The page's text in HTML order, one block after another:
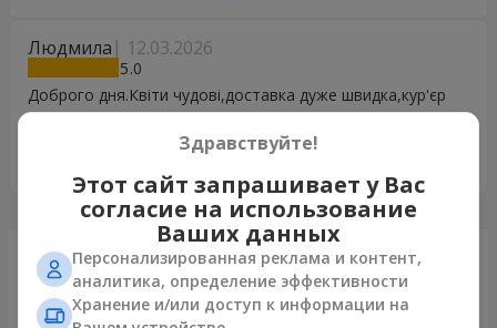
Людмила 12.03.2026
5
Доброго дня.Квіти чудові,доставка дуже швидка,кур'єр
ввічлива,дуже привітна дівчина!) Іменинниця задоволена!
Дуже вдячні вашій службі доставки квітів!) Рекомендуємо
Только что доставили
Здравствуйте!
Этот сайт запрашивает у Вас
согласие на использование
Ваших данных
Персонализированная реклама и контент,
аналитика, определение эффективности
Хранение и/или доступ к информации на